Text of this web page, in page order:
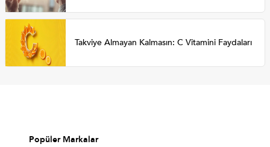
Takviye Almayan Kalmasın: C Vitamini Faydaları
Popüler Markalar